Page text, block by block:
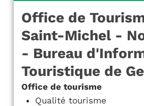
Office de
Saint-Michel -
- Bureau
Touristique de
Office de tourisme
Qualité tourisme